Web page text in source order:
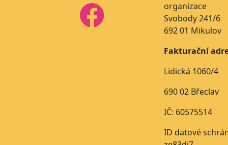
organizace
Svobody 241/6
692 01 Mikulov
Fakturační
Lidická 1060/4
690 02 Břeclav
IČ: 60575514
ID datové